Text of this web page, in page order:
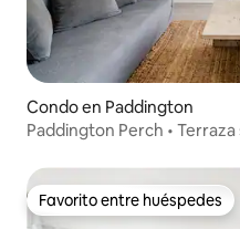
Condo en Paddington
Paddington Perch •
Favorito entre huéspedes
Favorito entre huéspedes